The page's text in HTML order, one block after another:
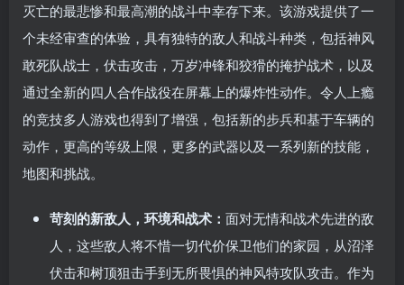
灭亡的最悲惨和最高潮的战斗中幸存下来。该游戏提供了一
个未经审查的体验，具有独特的敌人和战斗种类，包括神风
敢死队战士，伏击攻击，万岁冲锋和狡猾的掩护战术，以及
通过全新的四人合作战役在屏幕上的爆炸性动作。令人上瘾
的竞技多人游戏也得到了增强，包括新的步兵和基于车辆的
动作，更高的等级上限，更多的武器以及一系列新的技能，
地图和挑战。
苛刻的新敌人，环境和战术： 面对无情和战术先进的敌
人，这些敌人将不惜一切代价保卫他们的家园，从沼泽
伏击和树顶狙击手到无所畏惧的神风特攻队攻击。作为